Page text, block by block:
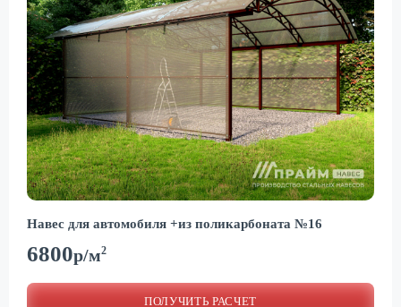
Навес для автомобиля +из поликарбоната №16
6800р/м2
ПОЛУЧИТЬ РАСЧЕТ